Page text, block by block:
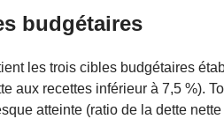
budgétaires
les trois cibles budgétaires
aux recettes inférieur à 7,5 %).
atteinte (ratio de la dette